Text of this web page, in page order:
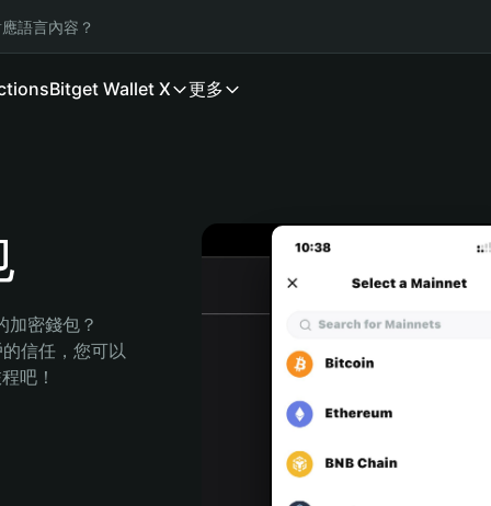
語言內容？
Bitget Wallet X 更多
加密錢包？
信任，您可以
吧！